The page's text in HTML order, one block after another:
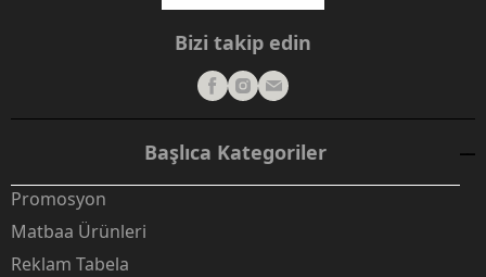
Bizi takip edin
Başlıca Kategoriler
Promosyon
Matbaa Ürünleri
Reklam Tabela